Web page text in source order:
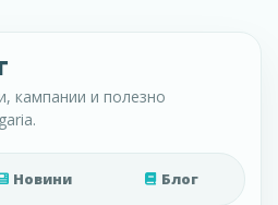
кампании и полезно
Новини Блог